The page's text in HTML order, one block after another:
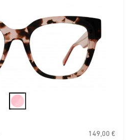
149,00 €